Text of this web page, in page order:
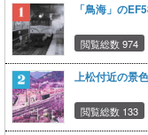
「鳥海」の
閲覧総数 974
上松付近の景
閲覧総数 133